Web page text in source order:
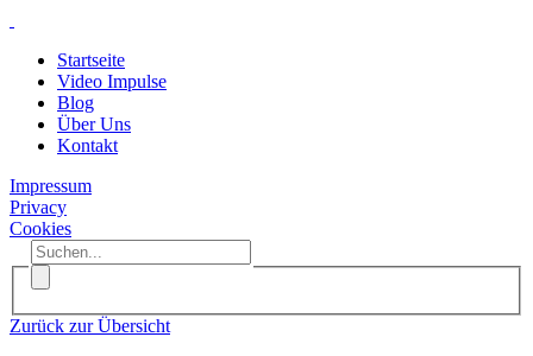
Startseite
Video Impulse
Blog
Über Uns
Kontakt
Impressum
Privacy
Cookies
Zurück zur Übersicht